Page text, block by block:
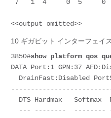
<<output omitted>>
10 ギガビット インターフェイ
3850#show platform qos
DATA Port:1 GPN:37